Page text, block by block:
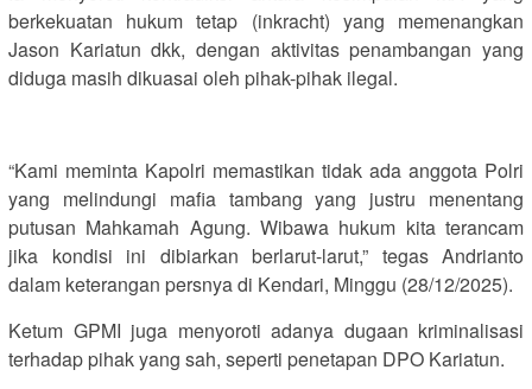
berkekuatan hukum tetap (inkracht) yang memenangkan
Jason Kariatun dkk, dengan aktivitas penambangan yang
diduga masih dikuasai oleh pihak-pihak ilegal.
“Kami meminta Kapolri memastikan tidak ada anggota Polri
yang melindungi mafia tambang yang justru menentang
putusan Mahkamah Agung. Wibawa hukum kita terancam
jika kondisi ini dibiarkan berlarut-larut,” tegas Andrianto
dalam keterangan persnya di Kendari, Minggu (28/12/2025).
Ketum GPMI juga menyoroti adanya dugaan kriminalisasi
terhadap pihak yang sah, seperti penetapan DPO Kariatun.